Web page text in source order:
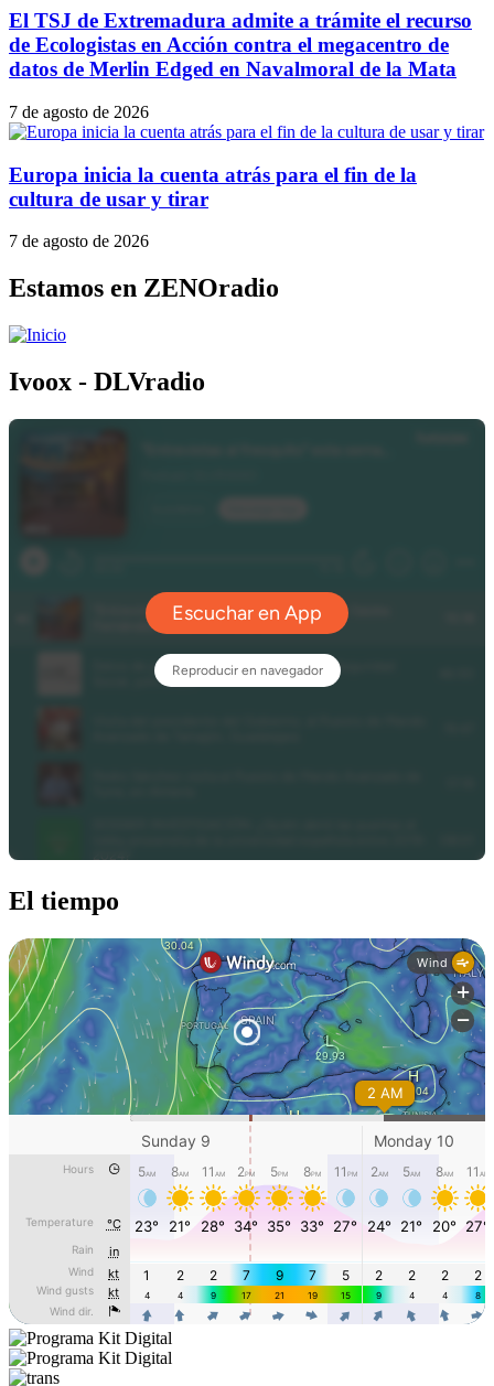
El TSJ de Extremadura admite a trámite el recurso
de Ecologistas en Acción contra el megacentro de
datos de Merlin Edged en Navalmoral de la Mata
7 de agosto de 2026
Europa inicia la cuenta atrás para el fin de la
cultura de usar y tirar
7 de agosto de 2026
Estamos en ZENOradio
Ivoox - DLVradio
El tiempo